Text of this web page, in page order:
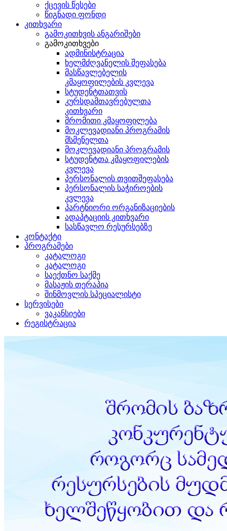
ქცევის წესები
წიგნადი ფონდი
კითხვარი
გამოკითხვის ანგარიშები
გამოკითხვები
ადმინისტრაცია
ხელმძღვანელის შეფასება
მასწავლებელის
კმაყოფილების კვლევა
სტუდენტთათვის
კურსდამთავრებულთა
კითხვარი
შრომითი კმაყოფილება
მოკლევადიანი პროგრამის
მსმენელთა
მოკლევადიანი პროგრამის
სტუდენტთა კმაყოფილების
კვლევა
პერსონალის თვითშეფასება
პერსონალის საჭიროების
კვლევა
პარტნიორი ორგანიზაციების
ადაპტაციის კითხვარი
სასწავლო რესურსებზე
კონტაქტი
პროგრამები
კატალოგი
კატალოგი
საექთნო საქმე
მასაჟის თერაპია
შინმოვლის სპეციალისტი
სერვისები
ვაკანსიები
რეგისტრაცია